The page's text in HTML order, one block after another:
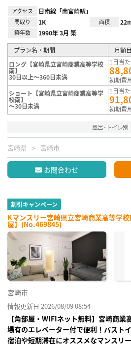
アクセス 日南線「南宮崎駅」
間取り 1K 面積
築年数 1990年 3月 築
プラン名・期間
月額
ロング【宮崎県立宮崎商業高等学校
南】
30日以上～360日未満
1日当
初期費
ショート【宮崎県立宮崎商業高等学
校南】
～30日未満
1日当
初期費
風呂･トイレ別
宮崎県 宮崎市
お問合わせ
割引キャンペーン
Kマンスリー宮崎県立宮崎商業高等学
屋】(No.469845)
宮崎市
情報更新日 2026/08/09 08:54
【角部屋・WIFIネット無料】宮崎商
場有のエレベーター付で便利！バスト
宿泊や短期滞在にオススメなマンスリ